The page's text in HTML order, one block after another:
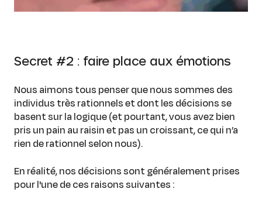
Secret #2 : faire place aux émotions
Nous aimons tous penser que nous sommes des
individus très rationnels et dont les décisions se
basent sur la logique (et pourtant, vous avez bien
pris un pain au raisin et pas un croissant, ce qui n’a
rien de rationnel selon nous).
En réalité, nos décisions sont généralement prises
pour l'une de ces raisons suivantes :